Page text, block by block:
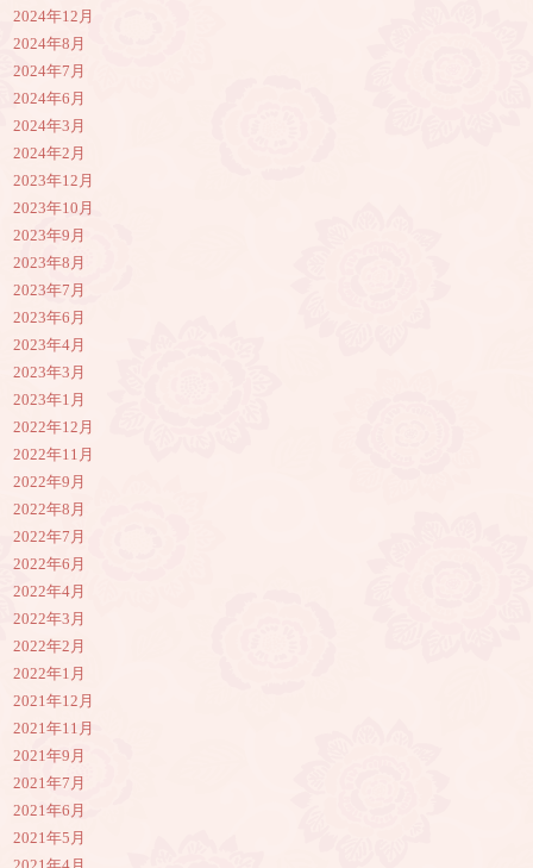
2024年12月
2024年8月
2024年7月
2024年6月
2024年3月
2024年2月
2023年12月
2023年10月
2023年9月
2023年8月
2023年7月
2023年6月
2023年4月
2023年3月
2023年1月
2022年12月
2022年11月
2022年9月
2022年8月
2022年7月
2022年6月
2022年4月
2022年3月
2022年2月
2022年1月
2021年12月
2021年11月
2021年9月
2021年7月
2021年6月
2021年5月